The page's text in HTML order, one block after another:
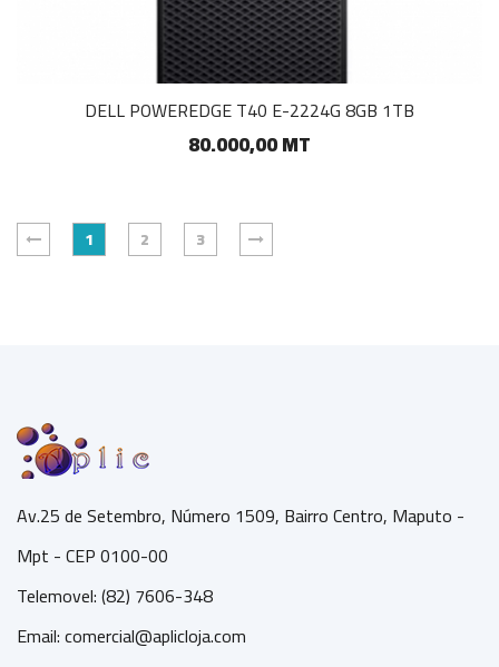
DELL POWEREDGE T40 E-2224G 8GB 1TB
80.000,00 MT
1 2 3
Av.25 de Setembro, Número 1509, Bairro Centro, Maputo -
Mpt - CEP 0100-00
Telemovel: (82) 7606-348
Email:comercial@aplicloja.com